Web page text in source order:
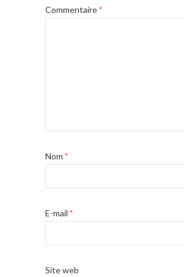
Commentaire*
Nom *
E-mail *
Site web